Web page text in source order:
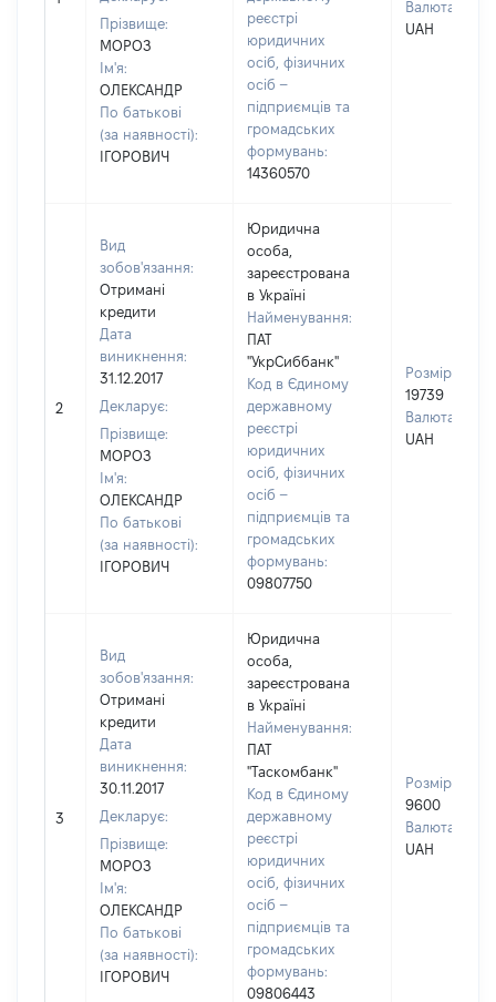
Прізвище:
МОРОЗ
Ім'я:
ОЛЕКСАНДР
По батькові
(за наявності):
ІГОРОВИЧ
реєстрі
юридичних
осіб, фізичних
осіб –
підприємців та
громадських
формувань:
14360570
Валюта:
UAH
2
Вид
зобов'язання:
Отримані
кредити
Дата
виникнення:
31.12.2017
Декларує:
Прізвище:
МОРОЗ
Ім'я:
ОЛЕКСАНДР
По батькові
(за наявності):
ІГОРОВИЧ
Юридична
особа,
зареєстрована
в Україні
Найменування:
ПАТ
"УкрСиббанк"
Код в Єдиному
державному
реєстрі
юридичних
осіб, фізичних
осіб –
підприємців та
громадських
формувань:
09807750
Розмір:
19739
Валюта:
UAH
3
Вид
зобов'язання:
Отримані
кредити
Дата
виникнення:
30.11.2017
Декларує:
Прізвище:
МОРОЗ
Ім'я:
ОЛЕКСАНДР
По батькові
(за наявності):
ІГОРОВИЧ
Юридична
особа,
зареєстрована
в Україні
Найменування:
ПАТ
"Таскомбанк"
Код в Єдиному
державному
реєстрі
юридичних
осіб, фізичних
осіб –
підприємців та
громадських
формувань:
09806443
Розмір:
9600
Валюта:
UAH